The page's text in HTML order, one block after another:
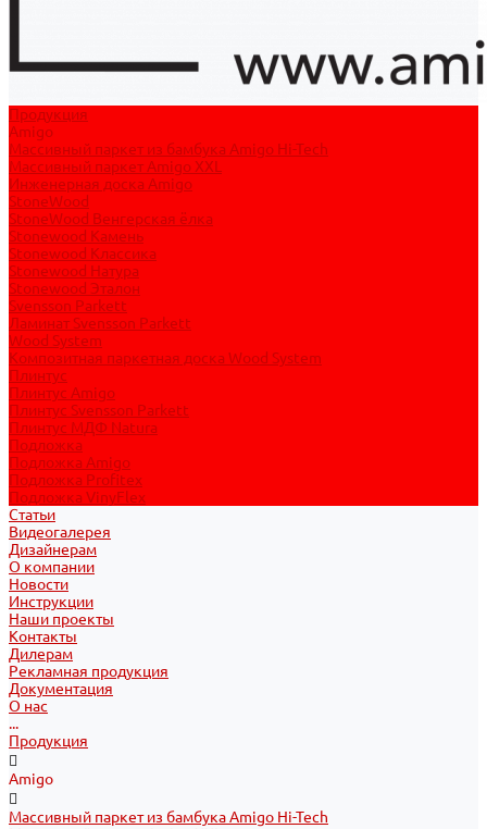
Продукция
Amigo
Массивный паркет из бамбука Amigo Hi-Tech
Массивный паркет Amigo XXL
Инженерная доска Amigo
StoneWood
StoneWood Венгерская ёлка
Stonewood Камень
Stonewood Классика
Stonewood Натура
Stonewood Эталон
Svensson Parkett
Ламинат Svensson Parkett
Wood System
Композитная паркетная доска Wood System
Плинтус
Плинтус Amigo
Плинтус Svensson Parkett
Плинтус МДФ Natura
Подложка
Подложка Amigo
Подложка Profitex
Подложка VinyFlex
Статьи
Видеогалерея
Дизайнерам
О компании
Новости
Инструкции
Наши проекты
Контакты
Дилерам
Рекламная продукция
Документация
О нас
...
Продукция
Amigo
Массивный паркет из бамбука Amigo Hi-Tech